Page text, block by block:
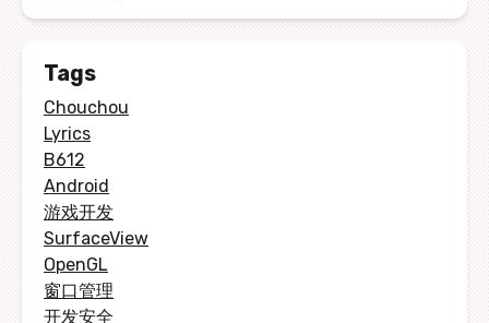
Tags
Chouchou
Lyrics
B612
Android
游戏开发
SurfaceView
OpenGL
窗口管理
开发安全